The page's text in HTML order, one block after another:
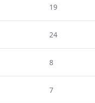
19
24
8
7